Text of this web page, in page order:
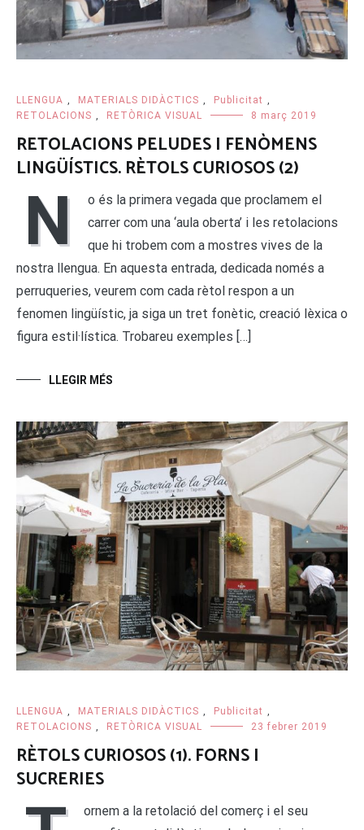
LLENGUA MATERIALS DIDÀCTICS Publicitat
RETOLACIONS
RETÒRICA VISUAL 8 març 2019
RETOLACIONS PELUDES I FENÒMENS
LINGÜÍSTICS. RÈTOLS CURIOSOS (2)
N
o és la primera vegada que proclamem el
carrer com una ‘aula oberta’ i les retolacions
que hi trobem com a mostres vives de la
nostra llengua. En aquesta entrada, dedicada només a
perruqueries, veurem com cada rètol respon a un
fenomen lingüístic, ja siga un tret fonètic, creació lèxica o
figura estil·lística. Trobareu exemples […]
LLEGIR MÉS
LLENGUA MATERIALS DIDÀCTICS Publicitat
RETOLACIONS
RETÒRICA VISUAL 23 febrer 2019
RÈTOLS CURIOSOS (1). FORNS I
SUCRERIES
ornem a la retolació del comerç i el seu